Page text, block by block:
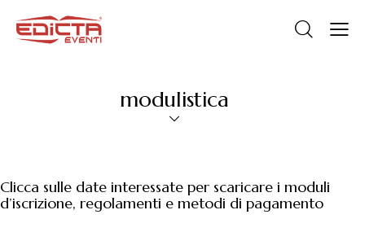
modulistica
Clicca sulle date interessate per scaricare i moduli
d’iscrizione, regolamenti e metodi di pagamento